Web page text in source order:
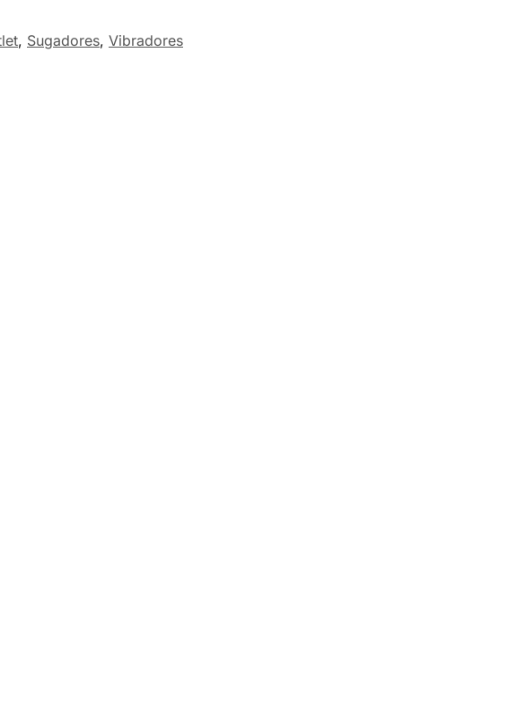
, Sugadores, Vibradores